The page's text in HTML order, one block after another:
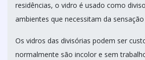
residências, o vidro é usado como
ambientes que necessitam da
Os vidros das divisórias podem ser
normalmente são incolor e sem